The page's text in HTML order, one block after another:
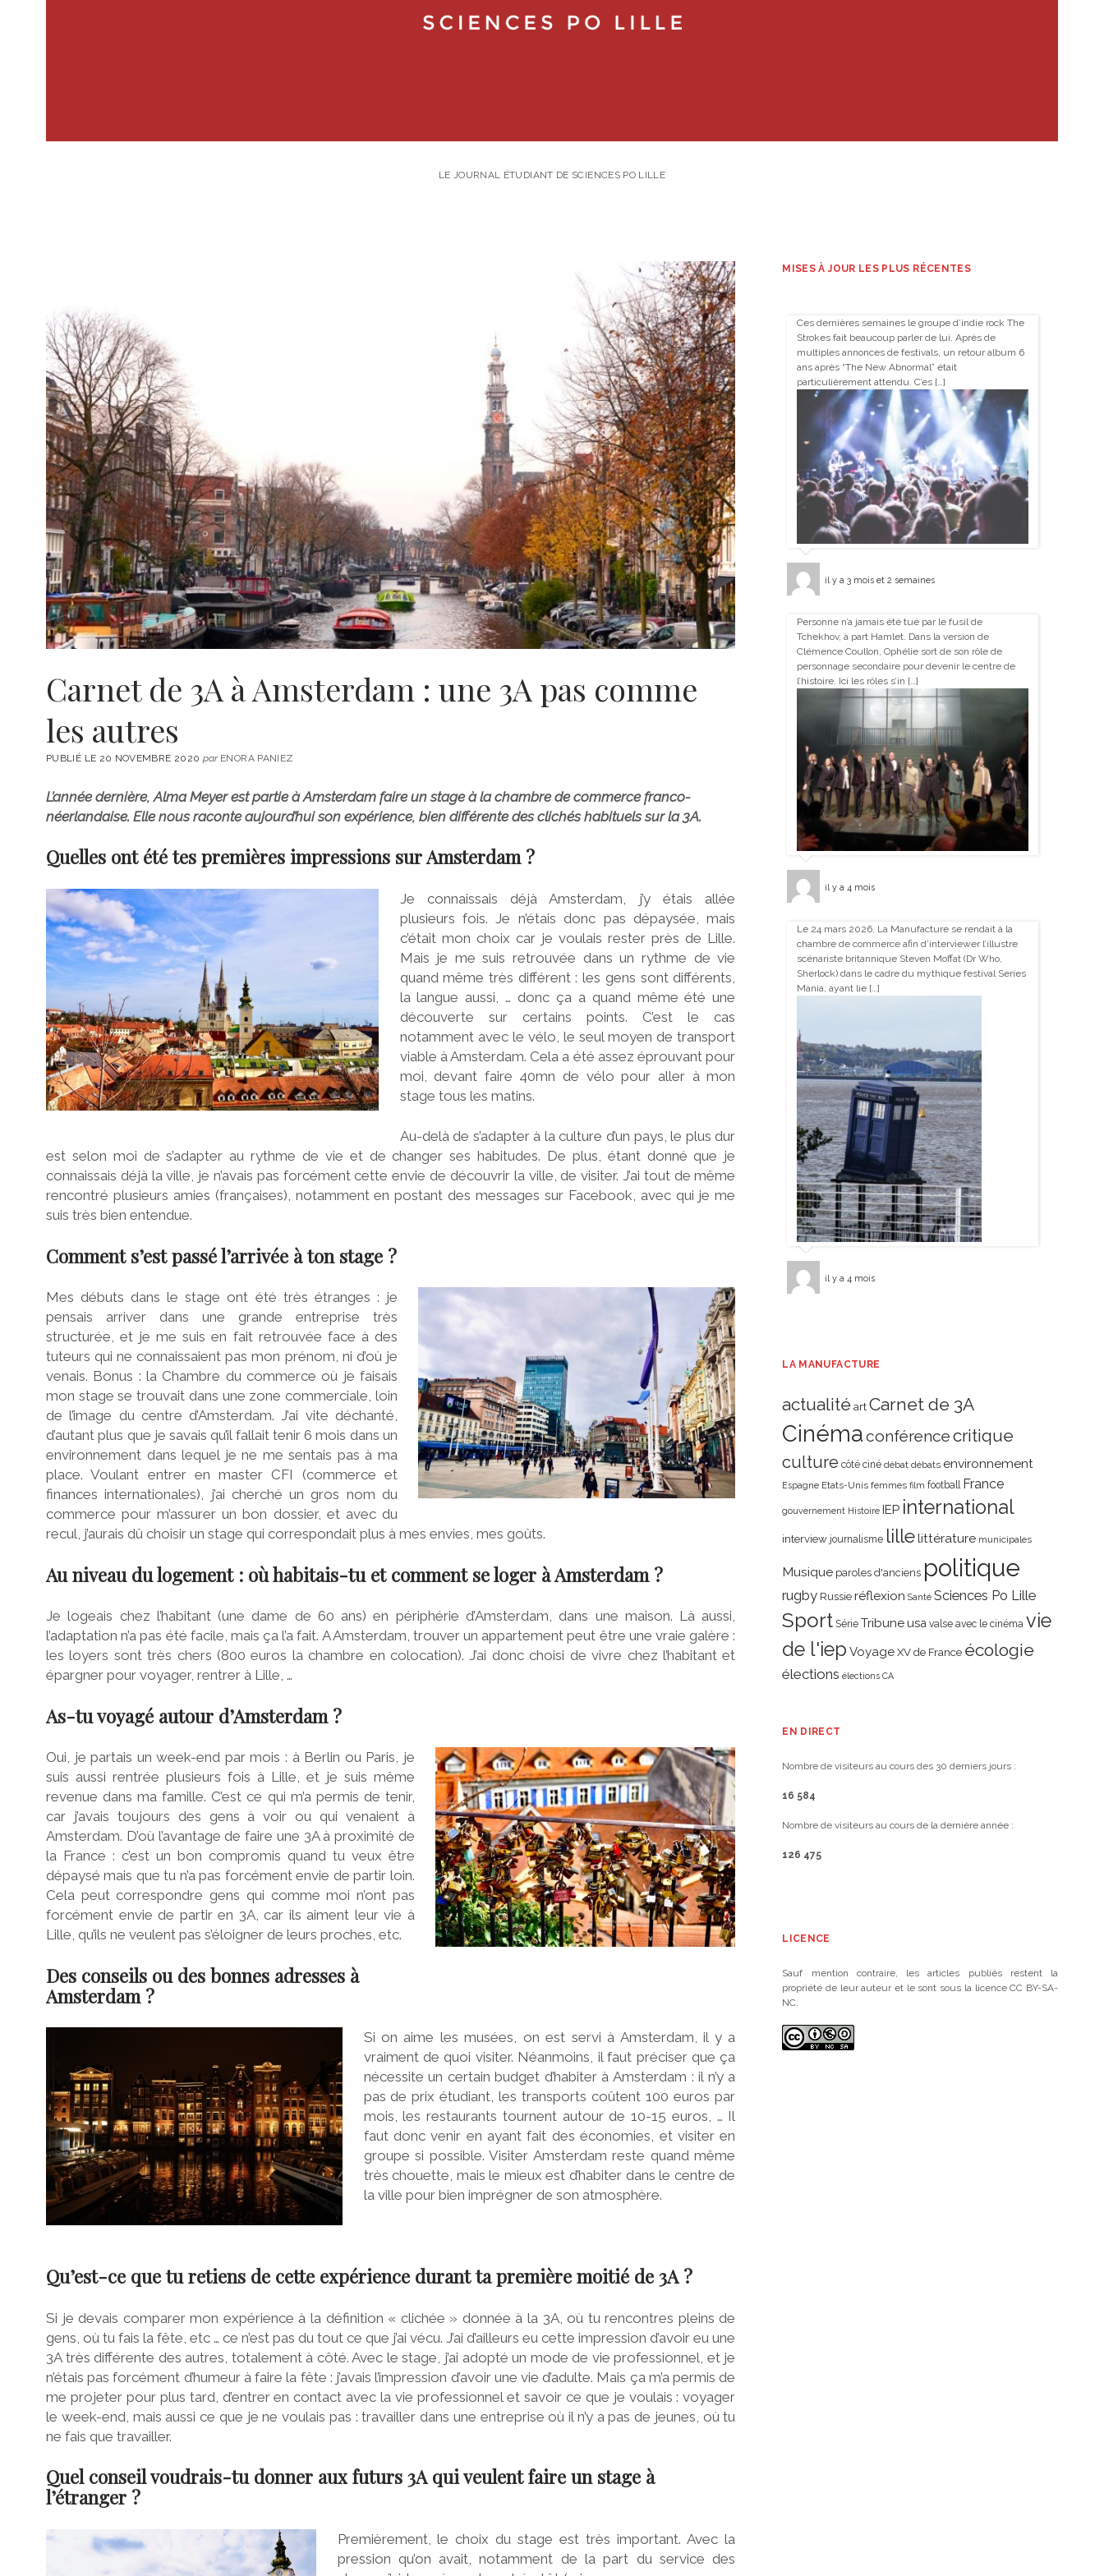
LE JOURNAL ÉTUDIANT DE SCIENCES PO LILLE
Carnet de 3A à Amsterdam : une 3A pas comme
les autres
PUBLIÉ LE 20 NOVEMBRE 2020 parENORA PANIEZ
L’année dernière, Alma Meyer est partie à Amsterdam faire un stage à la chambre de commerce franco-
néerlandaise. Elle nous raconte aujourd’hui son expérience, bien différente des clichés habituels sur la 3A.
Quelles ont été tes premières impressions sur Amsterdam ?
Je connaissais déjà Amsterdam, j’y étais allée
plusieurs fois. Je n’étais donc pas dépaysée, mais
c’était mon choix car je voulais rester près de Lille.
Mais je me suis retrouvée dans un rythme de vie
quand même très différent : les gens sont différents,
la langue aussi, … donc ça a quand même été une
découverte sur certains points. C’est le cas
notamment avec le vélo, le seul moyen de transport
viable à Amsterdam. Cela a été assez éprouvant pour
moi, devant faire 40mn de vélo pour aller à mon
stage tous les matins.
Au-delà de s’adapter à la culture d’un pays, le plus dur
est selon moi de s’adapter au rythme de vie et de changer ses habitudes. De plus, étant donné que je
connaissais déjà la ville, je n’avais pas forcément cette envie de découvrir la ville, de visiter. J’ai tout de même
rencontré plusieurs amies (françaises), notamment en postant des messages sur Facebook, avec qui je me
suis très bien entendue.
Comment s’est passé l’arrivée à ton stage ?
Mes débuts dans le stage ont été très étranges : je
pensais arriver dans une grande entreprise très
structurée, et je me suis en fait retrouvée face à des
tuteurs qui ne connaissaient pas mon prénom, ni d’où je
venais. Bonus : la Chambre du commerce où je faisais
mon stage se trouvait dans une zone commerciale, loin
de l’image du centre d’Amsterdam. J’ai vite déchanté,
d’autant plus que je savais qu’il fallait tenir 6 mois dans un
environnement dans lequel je ne me sentais pas à ma
place. Voulant entrer en master CFI (commerce et
finances internationales), j’ai cherché un gros nom du
commerce pour m’assurer un bon dossier, et avec du
recul, j’aurais dû choisir un stage qui correspondait plus à mes envies, mes goûts.
Au niveau du logement : où habitais-tu et comment se loger à Amsterdam ?
Je logeais chez l’habitant (une dame de 60 ans) en périphérie d’Amsterdam, dans une maison. Là aussi,
l’adaptation n’a pas été facile, mais ça l’a fait. A Amsterdam, trouver un appartement peut être une vraie galère :
les loyers sont très chers (800 euros la chambre en colocation). J’ai donc choisi de vivre chez l’habitant et
épargner pour voyager, rentrer à Lille, …
As-tu voyagé autour d’Amsterdam ?
Oui, je partais un week-end par mois : à Berlin ou Paris, je
suis aussi rentrée plusieurs fois à Lille, et je suis même
revenue dans ma famille. C’est ce qui m’a permis de tenir,
car j’avais toujours des gens à voir ou qui venaient à
Amsterdam. D’où l’avantage de faire une 3A à proximité de
la France : c’est un bon compromis quand tu veux être
dépaysé mais que tu n’a pas forcément envie de partir loin.
Cela peut correspondre gens qui comme moi n’ont pas
forcément envie de partir en 3A, car ils aiment leur vie à
Lille, qu’ils ne veulent pas s’éloigner de leurs proches, etc.
Des conseils ou des bonnes adresses à
Amsterdam ?
Si on aime les musées, on est servi à Amsterdam, il y a
vraiment de quoi visiter. Néanmoins, il faut préciser que ça
nécessite un certain budget d’habiter à Amsterdam : il n’y a
pas de prix étudiant, les transports coûtent 100 euros par
mois, les restaurants tournent autour de 10-15 euros, … Il
faut donc venir en ayant fait des économies, et visiter en
groupe si possible. Visiter Amsterdam reste quand même
très chouette, mais le mieux est d’habiter dans le centre de
la ville pour bien imprégner de son atmosphère.
Qu’est-ce que tu retiens de cette expérience durant ta première moitié de 3A ?
Si je devais comparer mon expérience à la définition « clichée » donnée à la 3A, où tu rencontres pleins de
gens, où tu fais la fête, etc … ce n’est pas du tout ce que j’ai vécu. J’ai d’ailleurs eu cette impression d’avoir eu une
3A très différente des autres, totalement à côté. Avec le stage, j’ai adopté un mode de vie professionnel, et je
n’étais pas forcément d’humeur à faire la fête : j’avais l’impression d’avoir une vie d’adulte. Mais ça m’a permis de
me projeter pour plus tard, d’entrer en contact avec la vie professionnel et savoir ce que je voulais : voyager
le week-end, mais aussi ce que je ne voulais pas : travailler dans une entreprise où il n’y a pas de jeunes, où tu
ne fais que travailler.
Quel conseil voudrais-tu donner aux futurs 3A qui veulent faire un stage à
l’étranger ?
Premièrement, le choix du stage est très important. Avec la
pression qu’on avait, notamment de la part du service des
MISES À JOUR LES PLUS RÉCENTES
Ces dernières semaines le groupe d’indie rock The
Strokes fait beaucoup parler de lui. Après de
multiples annonces de festivals, un retour album 6
ans après “The New Abnormal” était
particulièrement attendu. C’es […]
il y a 3 mois et 2 semaines
Personne n’a jamais été tué par le fusil de
Tchekhov, à part Hamlet. Dans la version de
Clémence Coullon, Ophélie sort de son rôle de
personnage secondaire pour devenir le centre de
l’histoire. Ici les rôles s’in […]
il y a 4 mois
Le 24 mars 2026, La Manufacture se rendait à la
chambre de commerce afin d’interviewer l’illustre
scénariste britannique Steven Moffat (Dr Who,
Sherlock) dans le cadre du mythique festival Series
Mania, ayant lie […]
il y a 4 mois
LA MANUFACTURE
actualité art Carnet de 3A
Cinémaconférencecritique
culture côté ciné débat débats environnement
Espagne Etats-Unis femmes film football France
gouvernement Histoire IEP international
interview journalisme lillelittérature municipales
Musique paroles d'anciens politique
rugby Russie réflexion Santé Sciences Po Lille
Sport Série Tribune usa valse avec le cinéma vie
de l'iep Voyage XV de France écologie
élections élections CA
EN DIRECT
Nombre de visiteurs au cours des 30 derniers jours :
16 584
Nombre de visiteurs au cours de la dernière année :
126 475
LICENCE
Sauf mention contraire, les articles publiés restent la
propriété de leur auteur et le sont sous la licence CC BY-SA-
NC.